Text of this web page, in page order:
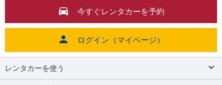
今すぐレンタカーを予約
ログイン（マイページ）
レンタカーを使う